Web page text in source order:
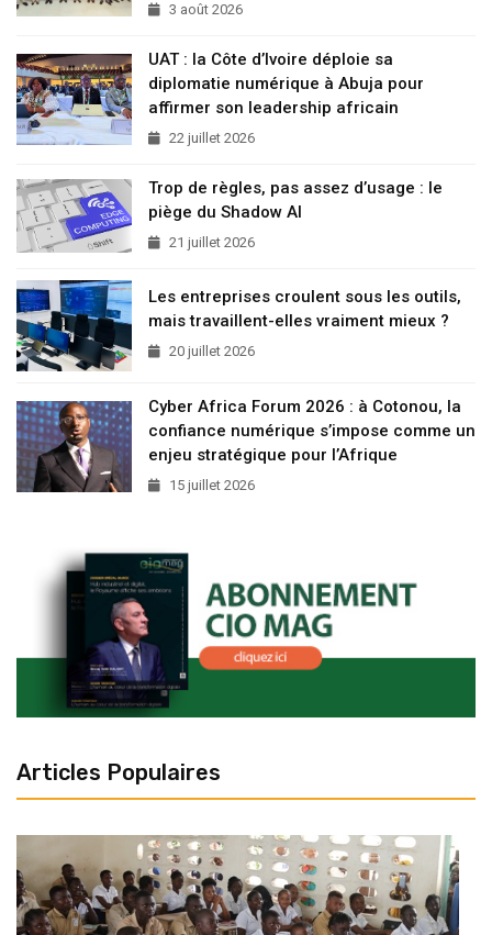
3 août 2026
UAT : la Côte d’Ivoire déploie sa
diplomatie numérique à Abuja pour
affirmer son leadership africain
22 juillet 2026
Trop de règles, pas assez d’usage : le
piège du Shadow AI
21 juillet 2026
Les entreprises croulent sous les outils,
mais travaillent-elles vraiment mieux ?
20 juillet 2026
Cyber Africa Forum 2026 : à Cotonou, la
confiance numérique s’impose comme un
enjeu stratégique pour l’Afrique
15 juillet 2026
Articles Populaires